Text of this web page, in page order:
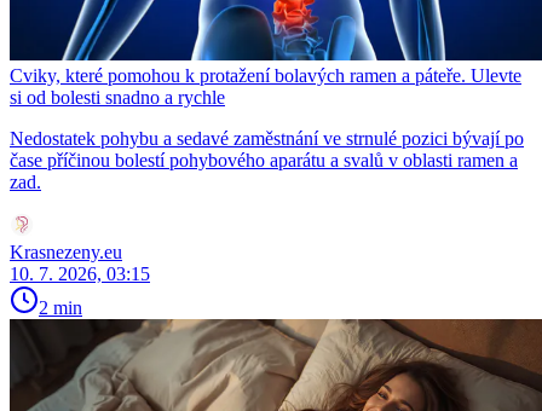
Cviky, které pomohou k protažení bolavých ramen a páteře. Ulevte
si od bolesti snadno a rychle
Nedostatek pohybu a sedavé zaměstnání ve strnulé pozici bývají po
čase příčinou bolestí pohybového aparátu a svalů v oblasti ramen a
zad.
Krasnezeny.eu
10. 7. 2026, 03:15
2 min